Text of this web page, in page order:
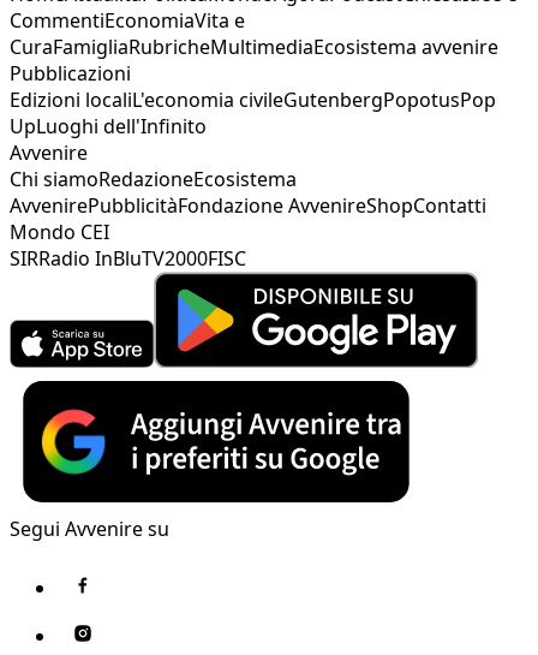
CommentiEconomiaVita e
CuraFamigliaRubricheMultimediaEcosistema avvenire
Pubblicazioni
Edizioni localiL'economia civileGutenbergPopotusPop
UpLuoghi dell'Infinito
Avvenire
Chi siamoRedazioneEcosistema
AvvenirePubblicitàFondazione AvvenireShopContatti
Mondo CEI
SIRRadio InBluTV2000FISC
Segui Avvenire su